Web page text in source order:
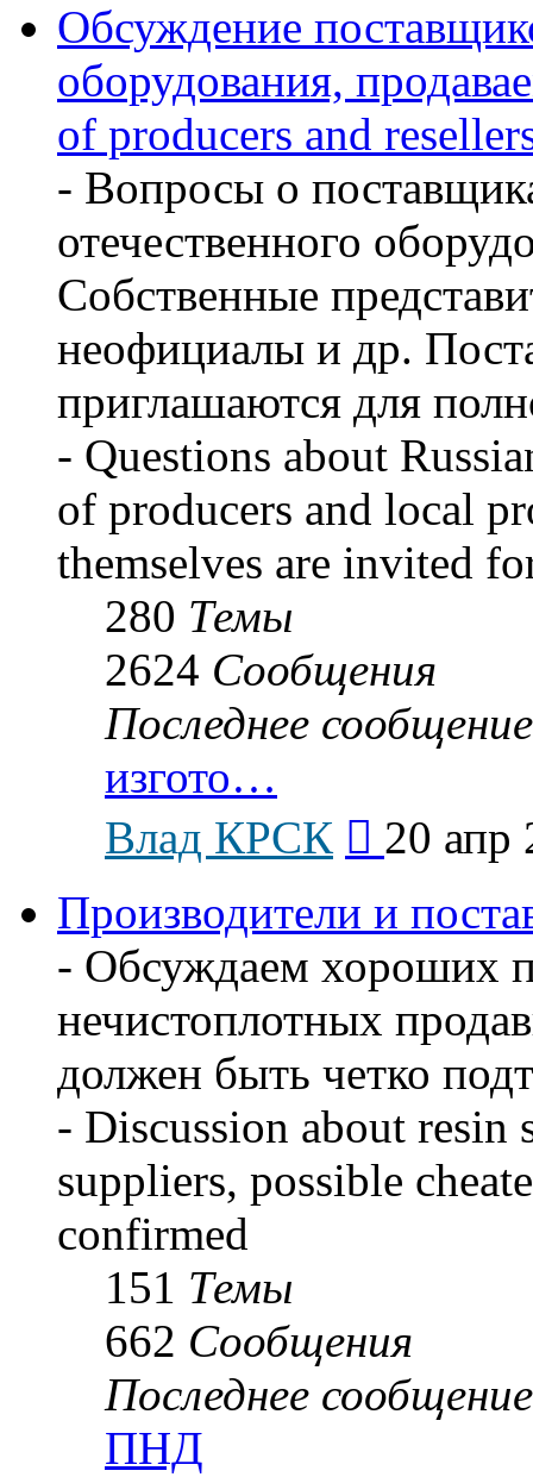
Обсуждение
оборудования,
of producers and
- Вопросы о
отечественного
Собственные
неофициалы и др.
приглашаются для
- Questions about
of producers and local
themselves are invited
280 Темы
2624 Сообщения
Последнее сообщение
изгото…
Влад КРСК
последнему
20 апр
Производители и
- Обсуждаем хороших
нечистоплотных
должен быть четко
- Discussion about resin
suppliers, possible
confirmed
151 Темы
662 Сообщения
Последнее сообщение
ПНД